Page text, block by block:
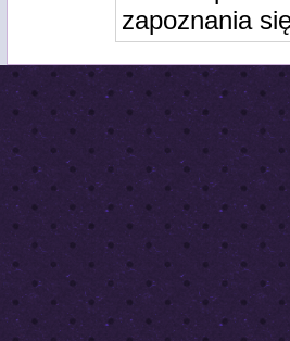
zapoznania